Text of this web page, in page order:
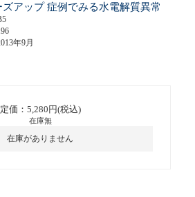
ズアップ 症例でみる水電解質異常
年9月
定価：5,280円(税込)
在庫無
在庫がありません